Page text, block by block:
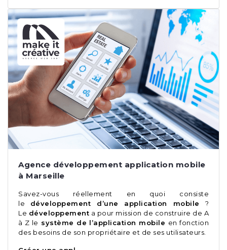
Agence développement application mobile
à Marseille
Savez-vous réellement en quoi consiste
le développement d’une application mobile
?
Le développement a pour mission de construire de A
à Z le système de l’application mobile en fonction
des besoins de son propriétaire et de ses utilisateurs.